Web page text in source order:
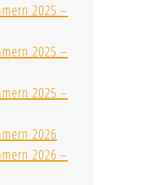
2025 –
2025 –
2025 –
2026
2026 –